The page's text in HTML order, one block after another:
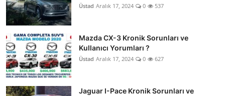
Üstad Aralık 17, 2024 0 537
Mazda CX-3 Kronik Sorunları ve
Kullanıcı Yorumları ?
Üstad Aralık 17, 2024 0 627
Jaguar I-Pace Kronik Sorunları ve